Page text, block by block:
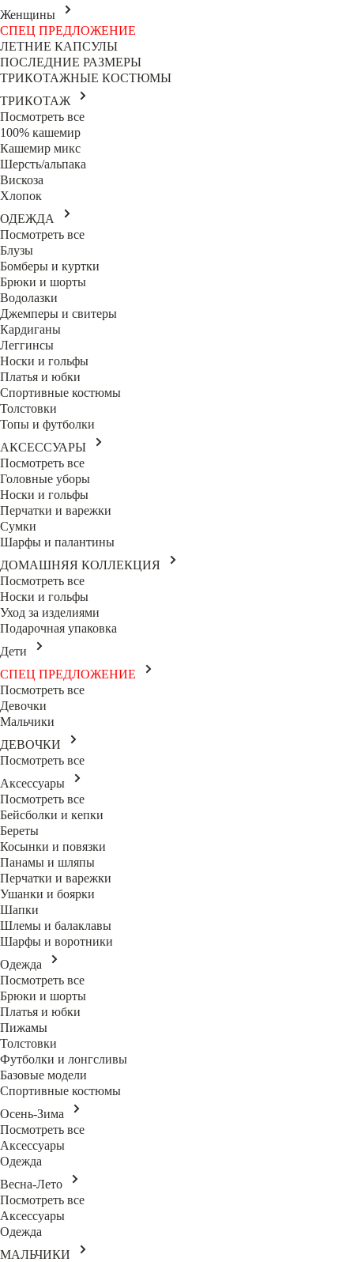
Женщины
СПЕЦ ПРЕДЛОЖЕНИЕ
ЛЕТНИЕ КАПСУЛЫ
ПОСЛЕДНИЕ РАЗМЕРЫ
ТРИКОТАЖНЫЕ КОСТЮМЫ
ТРИКОТАЖ
Посмотреть все
100% кашемир
Кашемир микс
Шерсть/альпака
Вискоза
Хлопок
ОДЕЖДА
Посмотреть все
Блузы
Бомберы и куртки
Брюки и шорты
Водолазки
Джемперы и свитеры
Кардиганы
Леггинсы
Носки и гольфы
Платья и юбки
Спортивные костюмы
Толстовки
Топы и футболки
АКСЕССУАРЫ
Посмотреть все
Головные уборы
Носки и гольфы
Перчатки и варежки
Сумки
Шарфы и палантины
ДОМАШНЯЯ КОЛЛЕКЦИЯ
Посмотреть все
Носки и гольфы
Уход за изделиями
Подарочная упаковка
Дети
СПЕЦ ПРЕДЛОЖЕНИЕ
Посмотреть все
Девочки
Мальчики
ДЕВОЧКИ
Посмотреть все
Аксессуары
Посмотреть все
Бейсболки и кепки
Береты
Косынки и повязки
Панамы и шляпы
Перчатки и варежки
Ушанки и боярки
Шапки
Шлемы и балаклавы
Шарфы и воротники
Одежда
Посмотреть все
Брюки и шорты
Платья и юбки
Пижамы
Толстовки
Футболки и лонгсливы
Базовые модели
Спортивные костюмы
Осень-Зима
Посмотреть все
Аксессуары
Одежда
Весна-Лето
Посмотреть все
Аксессуары
Одежда
МАЛЬЧИКИ